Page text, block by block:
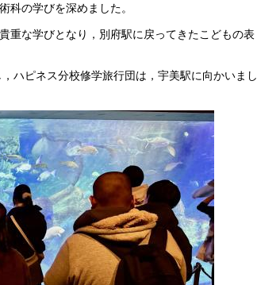
科の学びを深めました。
重な学びとなり，別府駅に戻ってきたこどもの表
ハピネス分校修学旅行団は，宇美駅に向かいまし